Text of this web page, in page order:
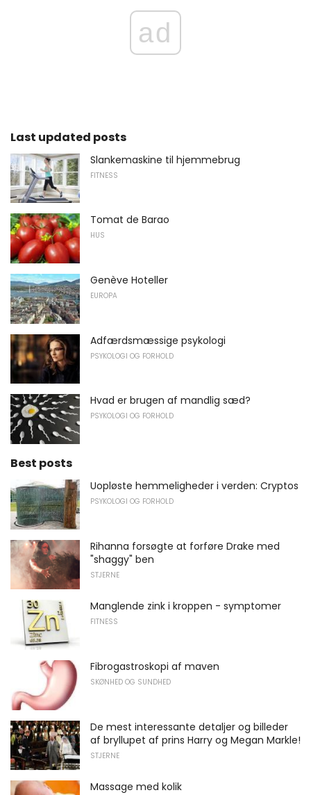
ad
Last updated posts
Slankemaskine til hjemmebrug
FITNESS
Tomat de Barao
HUS
Genève Hoteller
EUROPA
Adfærdsmæssige psykologi
PSYKOLOGI OG FORHOLD
Hvad er brugen af ​​mandlig sæd?
PSYKOLOGI OG FORHOLD
Best posts
Uopløste hemmeligheder i verden: Cryptos
PSYKOLOGI OG FORHOLD
Rihanna forsøgte at forføre Drake med
"shaggy" ben
STJERNE
Manglende zink i kroppen - symptomer
FITNESS
Fibrogastroskopi af maven
SKØNHED OG SUNDHED
De mest interessante detaljer og billeder
af bryllupet af prins Harry og Megan Markle!
STJERNE
Massage med kolik